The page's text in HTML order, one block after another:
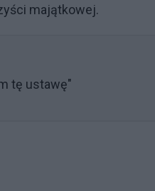
majątkowej.
tę ustawę"